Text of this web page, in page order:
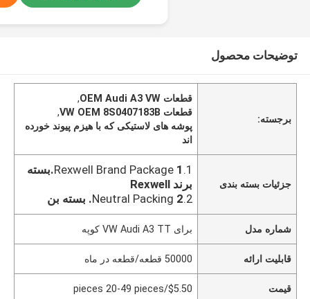
توضیحات محصول
برجسته:
قطعات OEM Audi A3 VW
,
قطعات VW OEM 8S0407183B
,
پوشه های لاستیکی که با هیزم پیوند خورده
اند
جزئیات بسته بندی
1.Rexwell Brand Package
1.بسته
برند Rexwell
2.Neutral Packing 2. بسته بن
شماره مدل برای VW Audi A3 TT کوپه
قابلیت ارائه 50000 قطعه/قطعه در ماه
قیمت $5.50/pieces 20-49 pieces